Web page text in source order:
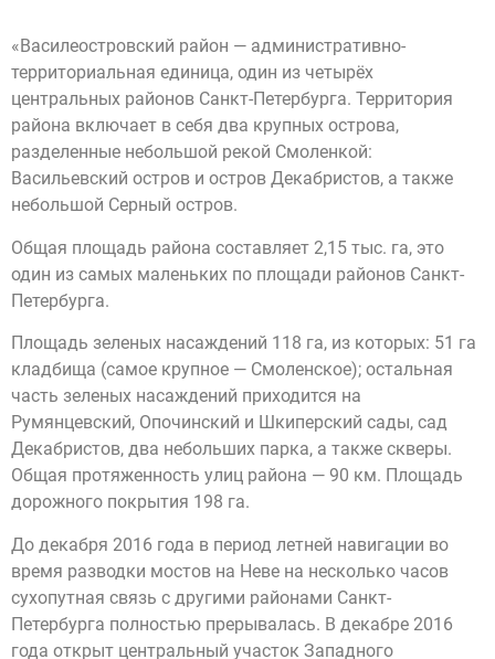
«Василеостровский район — административно-
территориальная единица, один из четырёх
центральных районов Санкт-Петербурга. Территория
района включает в себя два крупных острова,
разделенные небольшой рекой Смоленкой:
Васильевский остров и остров Декабристов, а также
небольшой Серный остров.
Общая площадь района составляет 2,15 тыс. га, это
один из самых маленьких по площади районов Санкт-
Петербурга.
Площадь зеленых насаждений 118 га, из которых: 51 га
кладбища (самое крупное — Смоленское); остальная
часть зеленых насаждений приходится на
Румянцевский, Опочинский и Шкиперский сады, сад
Декабристов, два небольших парка, а также скверы.
Общая протяженность улиц района — 90 км. Площадь
дорожного покрытия 198 га.
До декабря 2016 года в период летней навигации во
время разводки мостов на Неве на несколько часов
сухопутная связь с другими районами Санкт-
Петербурга полностью прерывалась. В декабре 2016
года открыт центральный участок Западного